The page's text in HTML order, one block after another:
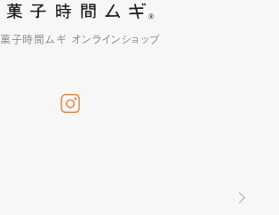
菓子時間ムギ オンラインショップ